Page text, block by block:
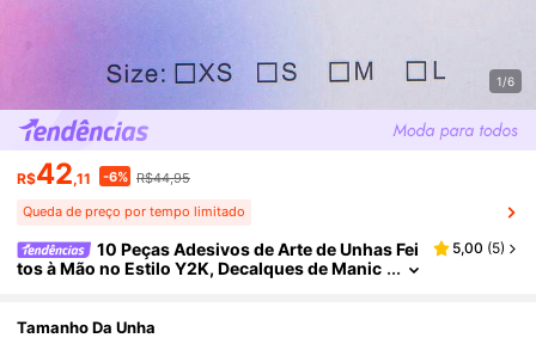
1/6
R$42,11 -6% R$44,95
Queda de preço por tempo limitado
10 Peças Adesivos de Arte de Unhas Fei
tos à Mão no Estilo Y2K, Decalques de Manic
Uso Diário, Acompanha Ferramentas de Unhas, Ó
5,00 (5)
Tamanho Da Unha